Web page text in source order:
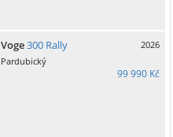
Voge300 Rally
2026
Pardubický
99 990 Kč